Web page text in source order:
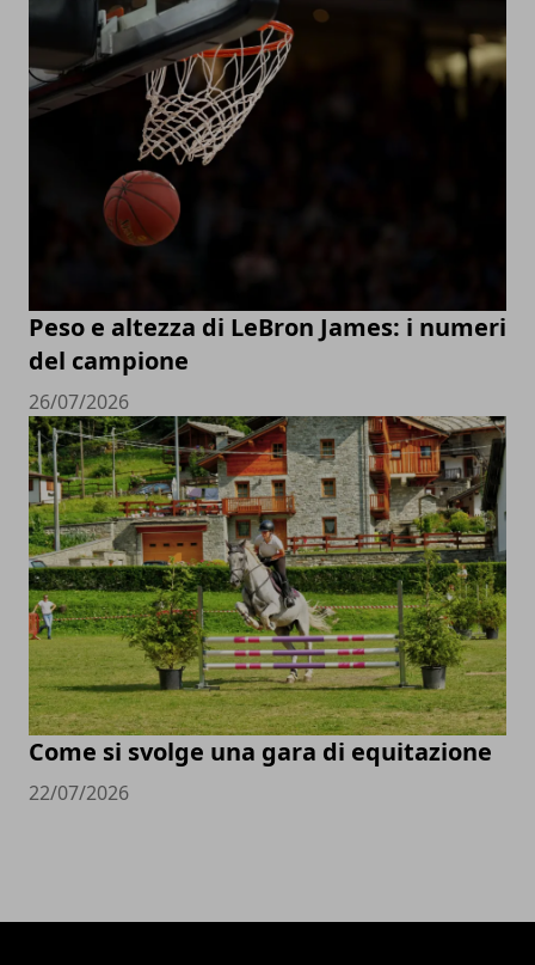
Peso e altezza di LeBron James: i numeri
del campione
26/07/2026
Come si svolge una gara di equitazione
22/07/2026